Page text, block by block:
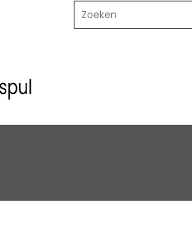
Zoeken